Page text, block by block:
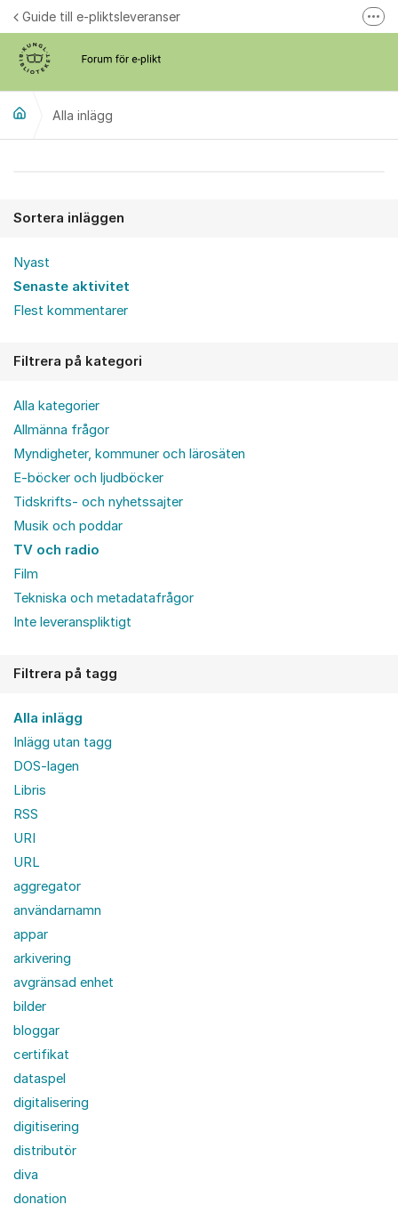
Hoppa till innehåll
Guide till e-pliktsleveranser
Alla inlägg
Sortera inläggen
Nyast
Senaste aktivitet
Flest kommentarer
Filtrera på kategori
Alla kategorier
Allmänna frågor
Myndigheter, kommuner och lärosäten
E-böcker och ljudböcker
Tidskrifts- och nyhetssajter
Musik och poddar
TV och radio
Film
Tekniska och metadatafrågor
Inte leveranspliktigt
Filtrera på tagg
Alla inlägg
Inlägg utan tagg
DOS-lagen
Libris
RSS
URI
URL
aggregator
användarnamn
appar
arkivering
avgränsad enhet
bilder
bloggar
certifikat
dataspel
digitalisering
digitisering
distributör
diva
donation